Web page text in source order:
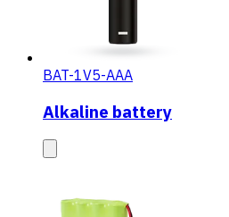
BAT-1V5-AAA
Alkaline battery